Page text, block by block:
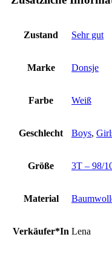
Zustand Sehr gut
Marke Donsje
Farbe Weiß
Geschlecht Boys,
Größe 3T – 98/
Material
Verkäufer*In Lena